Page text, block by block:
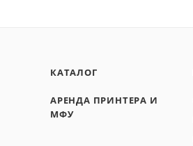
КАТАЛОГ
АРЕНДА ПРИНТЕРА И
МФУ